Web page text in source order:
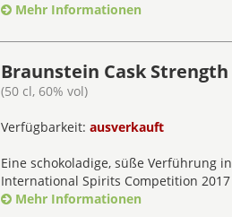
Mehr Informationen
Braunstein Cask Strength
(50 cl, 60% vol)
Verfügbarkeit: ausverkauft
Eine schokoladige, süße Verführung
International Spirits Competition
Mehr Informationen